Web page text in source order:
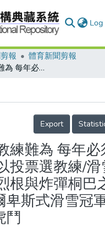
Log
報
體育新聞剪報
大陸體壇 教練難為 每年必須交論文 球員可以投票選教練/滑雪兩金童 朱布烈根與炸彈桐巴之間的世界杯阿爾卑斯式滑雪冠軍爭霸戰又見龍虎鬥
Details
Export
練難為 每年必
投票選教練/滑
根與炸彈桐巴
卑斯式滑雪冠
鬥